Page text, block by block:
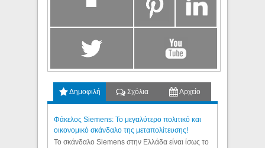
Δημοφιλή Σχόλια Αρχείο
Φάκελος Siemens: Το μεγαλύτερο πολιτικό και
οικονομικό σκάνδαλο της μεταπολίτευσης!
Το σκάνδαλο Siemens στην Ελλάδα είναι ίσως το